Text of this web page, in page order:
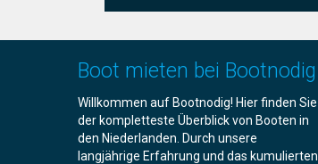
Boot mieten bei Bootnodig
Willkommen auf Bootnodig! Hier finden Sie
der kompletteste Überblick von Booten in
den Niederlanden. Durch unsere
langjährige Erfahrung und das kumulierten